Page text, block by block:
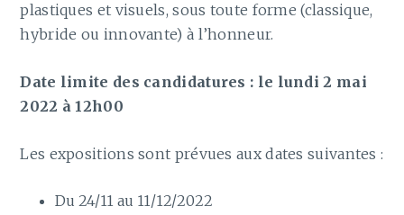
plastiques et visuels, sous toute forme (classique,
hybride ou innovante) à l’honneur.
Date limite des candidatures : le lundi 2 mai
2022 à 12h00
Les expositions sont prévues aux dates suivantes :
Du 24/11 au 11/12/2022